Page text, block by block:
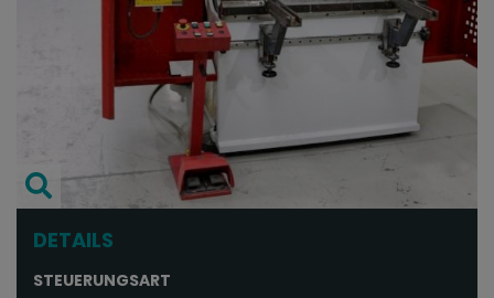
DETAILS
STEUERUNGSART